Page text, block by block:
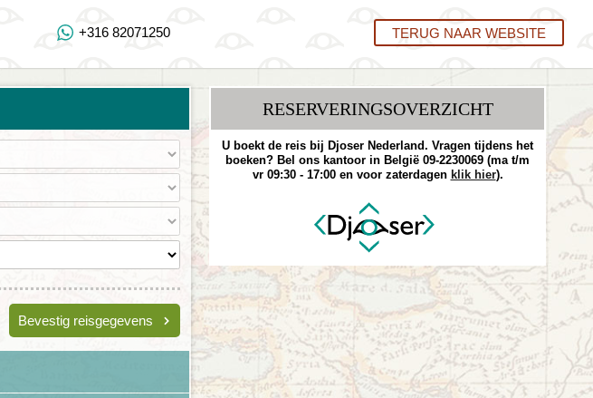
09 223 00 69
user/DjoserWebsite
djoser_reizen/
+316 82071250 TERUG NAAR WEBSITE
Bevestig reisgegevens
RESERVERINGS­OVERZICHT
U boekt de reis bij Djoser Nederland. Vragen tijdens het
boeken? Bel ons kantoor in België 09-2230069 (ma t/m
vr 09:30 - 17:00 en voor zaterdagen klik hier).